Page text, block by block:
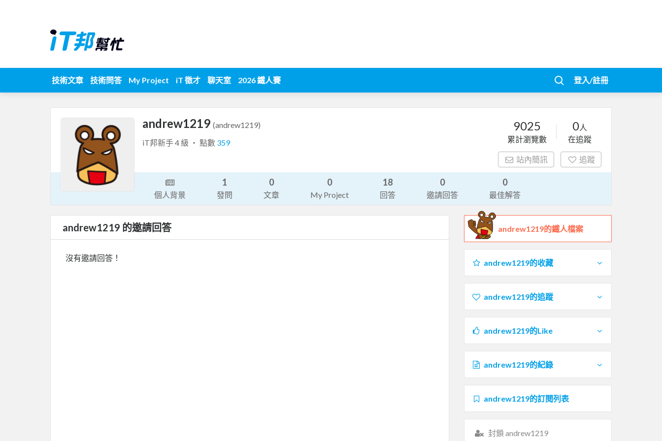
技術文章 技術問答 My Project iT 徵才 聊天室 2026 鐵人賽 登入/註冊
andrew1219 (andrew1219)
iT邦新手 4 級 ‧ 點數 359
9025
累計瀏覽數
0人
在追蹤
站內簡訊 追蹤
個人背景
1
發問
0
文章
0
My Project
18
回答
0
邀請回答
0
最佳解答
andrew1219 的邀請回答
沒有邀請回答！
andrew1219的鐵人檔案
andrew1219的收藏
andrew1219的追蹤
andrew1219的Like
andrew1219的紀錄
andrew1219的訂閱列表
封鎖 andrew1219